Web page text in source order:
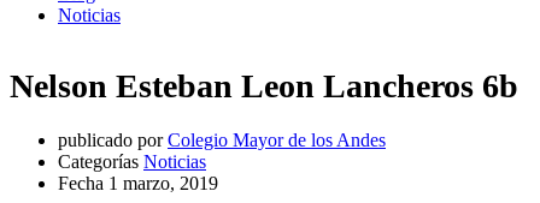
Noticias
Nelson Esteban Leon Lancheros 6b
publicado por Colegio Mayor de los Andes
Categorías Noticias
Fecha 1 marzo, 2019